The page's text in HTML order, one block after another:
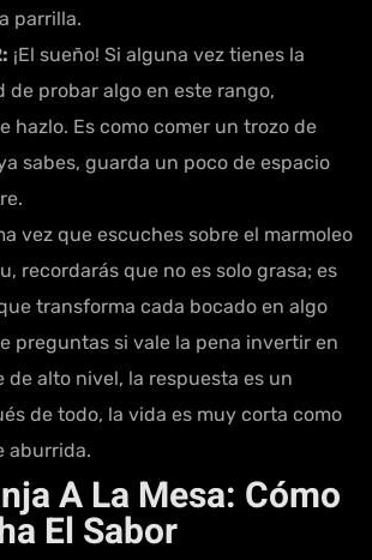
parrilla.
¡El sueño! Si alguna vez tienes la
de probar algo en este rango,
hazlo. Es como comer un trozo de
sabes, guarda un poco de espacio
vez que escuches sobre el marmoleo
recordarás que no es solo grasa; es
transforma cada bocado en algo
preguntas si vale la pena invertir en
de alto nivel, la respuesta es un
de todo, la vida es muy corta como
aburrida.
A La Mesa: Cómo
El Sabor